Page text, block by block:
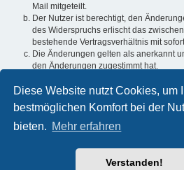
Diese Website nutzt Cookies, um
bestmöglichen Komfort bei der
bieten. Mehr erfahren
Verstanden!
Mail mitgeteilt.
Der Nutzer ist berechtigt, den
des Widerspruchs erlischt das
bestehende Vertragsverhältnis mit
Die Änderungen gelten als anerkannt
den Änderungen zugestimmt hat.
Informationen über den Umgang mit
in der Datenschutzerklärung enthalten.
Powered byphpBB® Forum